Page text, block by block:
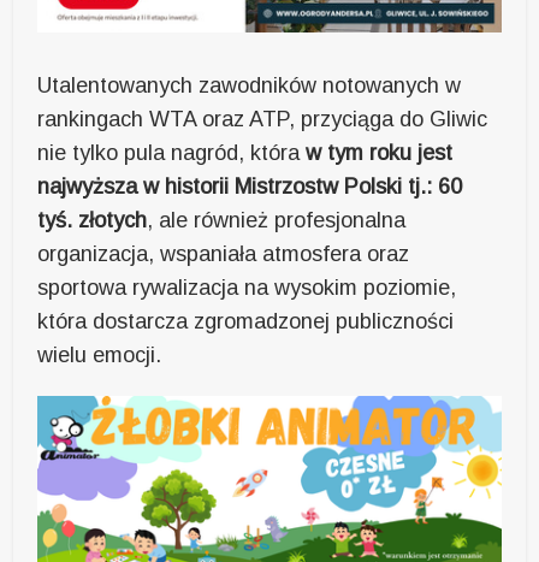
Utalentowanych zawodników notowanych w
rankingach WTA oraz ATP, przyciąga do Gliwic
nie tylko pula nagród, któraw tym roku jest
najwyższa w historii Mistrzostw Polski tj.: 60
tyś. złotych, ale również profesjonalna
organizacja, wspaniała atmosfera oraz
sportowa rywalizacja na wysokim poziomie,
która dostarcza zgromadzonej publiczności
wielu emocji.